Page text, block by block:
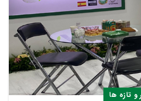
و تازه ها